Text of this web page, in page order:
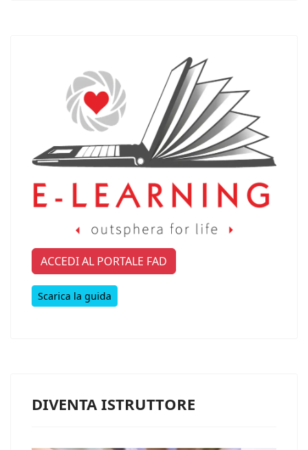
ACCEDI AL PORTALE FAD
Scarica la guida
DIVENTA ISTRUTTORE